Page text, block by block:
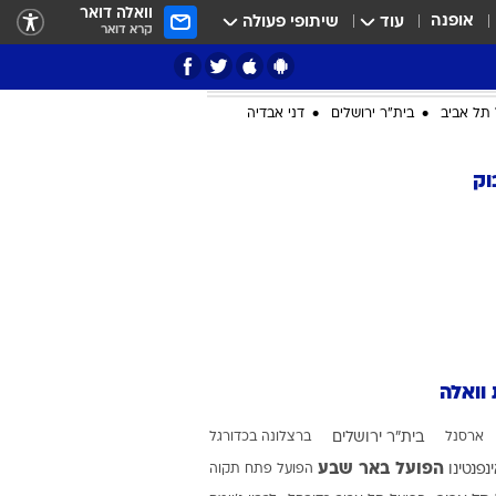
אופנה עוד שיתופי פעולה וואלה דואר
קרא דואר
תל אביב בית"ר ירושלים דני אבדיה
וואלה
ארסנל בית"ר ירושלים ברצלונה בכדורגל
הפועל באר שבע הפועל פתח תקוה